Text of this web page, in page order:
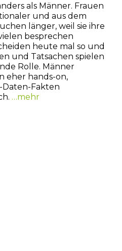
als Männer. Frauen
und aus dem
länger, weil sie ihre
besprechen
heute mal so und
und Tatsachen spielen
Rolle. Männer
eher hands-on,
Daten-Fakten
…mehr